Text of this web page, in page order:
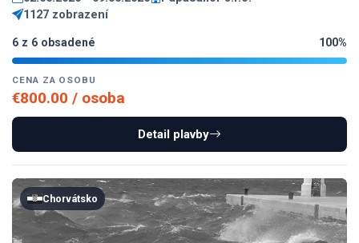
1127 zobrazení
6 z 6 obsadené 100%
CENA ZA OSOBU
€800.00 / osoba
Detail plavby
Chorvátsko